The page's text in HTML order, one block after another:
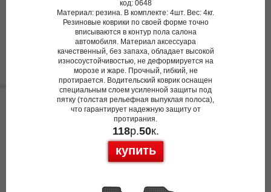
код: 0648
Материал: резина. В комплекте: 4шт. Вес: 4кг.
Резиновые коврики по своей форме точно
вписываются в контур пола салона
автомобиля. Материал аксессуара
качественный, без запаха, обладает высокой
износоустойчивостью, не деформируется на
морозе и жаре. Прочный, гибкий, не
протирается. Водительский коврик оснащен
специальным слоем усиленной защиты под
пятку (толстая рельефная выпуклая полоса),
что гарантирует надежную защиту от
протирания.
118р.50к.
купить